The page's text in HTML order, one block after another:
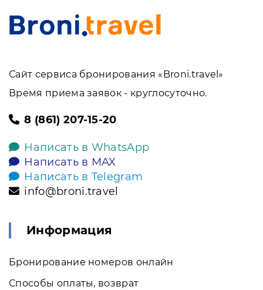
Сайт сервиса бронирования «Broni.travel»
Время приема заявок - круглосуточно.
8 (861) 207-15-20
Написать в WhatsApp
Написать в MAX
Написать в Telegram
info@broni.travel
Информация
Бронирование номеров онлайн
Способы оплаты, возврат